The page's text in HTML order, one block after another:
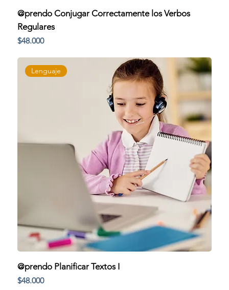
@prendo Conjugar Correctamente los Verbos
Regulares
Precio
$48.000
Lenguaje
@prendo Planificar Textos I
Precio
$48.000